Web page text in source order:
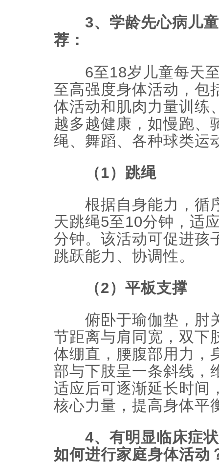
3、学龄先心病儿童
荐：
6至18岁儿童每天至
至高强度身体活动，包
体活动和肌肉力量训练
越多越健康，如慢跑、
绳、舞蹈、各种球类运
（1）跳绳
根据自身能力，循
天跳绳5至10分钟，适
分钟。该活动可促进孩
跳跃能力、协调性。
（2）平板支撑
俯卧于瑜伽垫，肘
节距离与肩同宽，双下
体绷直，腰腹部用力，
部与下肢呈一条斜线，
适应后可逐渐延长时间
核心力量，提高身体平
4、有明显临床症状
如何进行家庭身体活动